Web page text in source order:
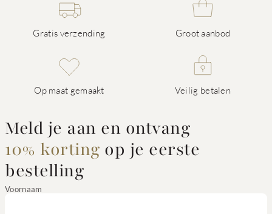
Gratis verzending Groot aanbod
Op maat gemaakt Veilig betalen
Meld je aan en ontvang
10% korting op je eerste
bestelling
Voornaam